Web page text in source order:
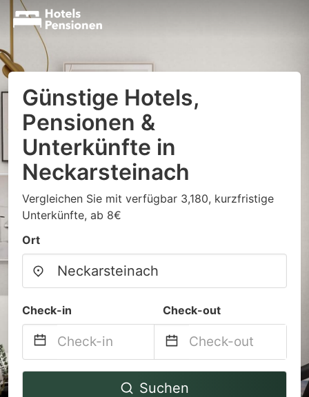
Günstige Hotels,
Pensionen &
Unterkünfte in
Neckarsteinach
Vergleichen Sie mit verfügbar 3,180, kurzfristige
Unterkünfte, ab 8€
Ort
Check-in Check-out
Navigate
Navigate
Suchen